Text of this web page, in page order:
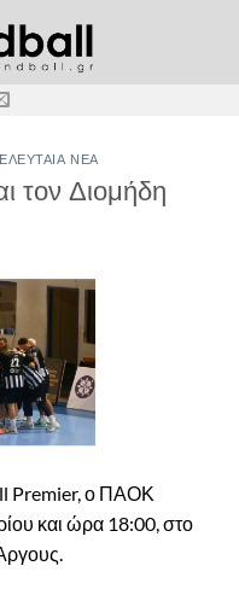
ΝΈΑ
τον Διομήδη
Premier, ο ΠΑΟΚ
και ώρα 18:00, στο